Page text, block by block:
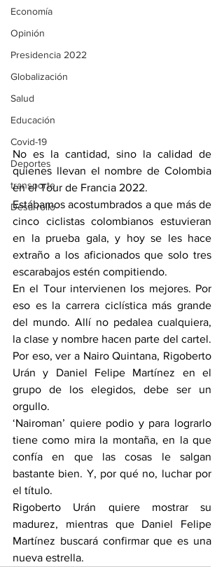
Economía
Opinión
Presidencia 2022
Globalización
Salud
Educación
Covid-19
Deportes
transporte
Desarrollo
No es la cantidad, sino la calidad de
quienes llevan el nombre de Colombia
en el Tour de Francia 2022.
Estábamos acostumbrados a que más de
cinco ciclistas colombianos estuvieran
en la prueba gala, y hoy se les hace
extraño a los aficionados que solo tres
escarabajos estén compitiendo.
En el Tour intervienen los mejores. Por
eso es la carrera ciclística más grande
del mundo. Allí no pedalea cualquiera,
la clase y nombre hacen parte del cartel.
Por eso, ver a Nairo Quintana, Rigoberto
Urán y Daniel Felipe Martínez en el
grupo de los elegidos, debe ser un
orgullo.
‘Nairoman’ quiere podio y para lograrlo
tiene como mira la montaña, en la que
confía en que las cosas le salgan
bastante bien. Y, por qué no, luchar por
el título.
Rigoberto Urán quiere mostrar su
madurez, mientras que Daniel Felipe
Martínez buscará confirmar que es una
nueva estrella.